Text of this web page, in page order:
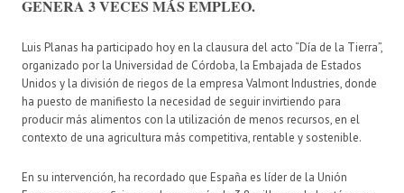
GENERA 3 VECES MÁS EMPLEO.
Luis Planas ha participado hoy en la clausura del acto “Día de la Tierra”,
organizado por la Universidad de Córdoba, la Embajada de Estados
Unidos y la división de riegos de la empresa Valmont Industries, donde
ha puesto de manifiesto la necesidad de seguir invirtiendo para
producir más alimentos con la utilización de menos recursos, en el
contexto de una agricultura más competitiva, rentable y sostenible.
En su intervención, ha recordado que España es líder de la Unión